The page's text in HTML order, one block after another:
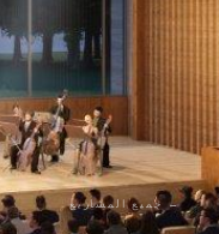
← جميع المشاريع